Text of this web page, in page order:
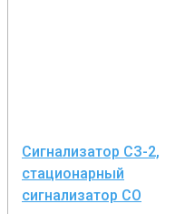
Сигнализатор СЗ-2,
стационарный
сигнализатор CO